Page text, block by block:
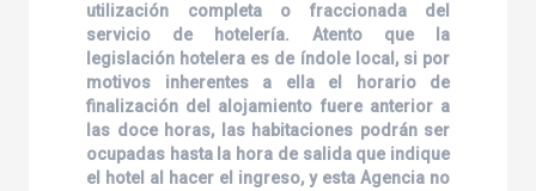
utilización completa o fraccionada del
servicio de hotelería. Atento que la
legislación hotelera es de índole local, si por
motivos inherentes a ella el horario de
finalización del alojamiento fuere anterior a
las doce horas, las habitaciones podrán ser
ocupadas hasta la hora de salida que indique
el hotel al hacer el ingreso, y esta Agencia no